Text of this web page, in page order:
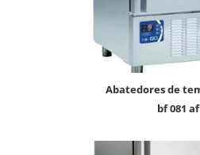
abatedores de temperatura
bf 081 af